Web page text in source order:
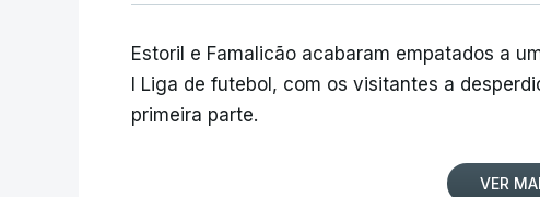
Estoril e Famalicão acabaram empatados a
I Liga de futebol, com os visitantes a
primeira parte.
VER